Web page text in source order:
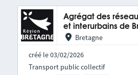
Agrégat des
et interurbains de
Bretagne
créé le 03/02/2026
Transport public collectif